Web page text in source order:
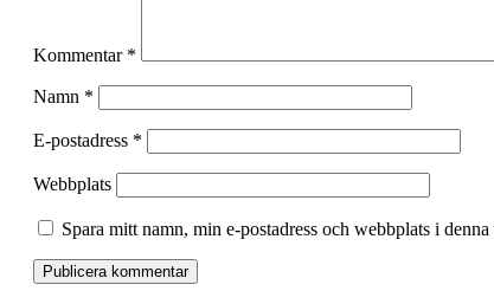
Kommentar *
Namn *
E-postadress *
Webbplats
Spara mitt namn, min e-postadress och webbplats i